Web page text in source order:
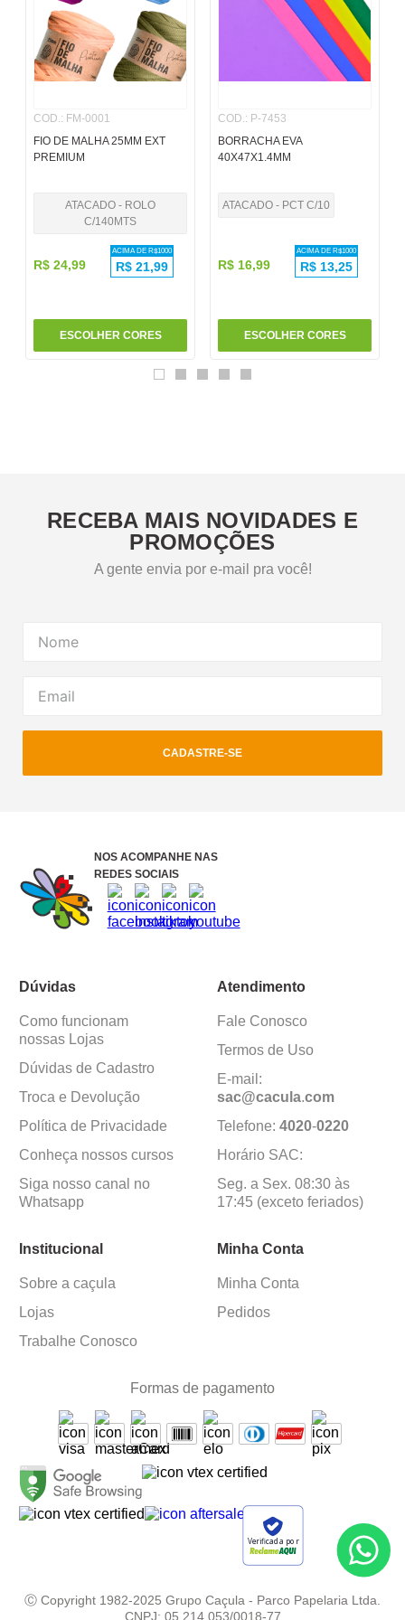
COD.: FM-0001
FIO DE MALHA 25MM EXT
PREMIUM
ATACADO - ROLO
C/140MTS
R$ 24,99
ACIMA DE R$1000
R$ 21,99
ESCOLHER CORES
COD.: P-7453
BORRACHA EVA
40X47X1.4MM
ATACADO - PCT C/10
R$ 16,99
ACIMA DE R$1000
R$ 13,25
ESCOLHER CORES
RECEBA MAIS NOVIDADES E
PROMOÇÕES
A gente envia por e-mail pra você!
CADASTRE-SE
NOS ACOMPANHE NAS
REDES SOCIAIS
Dúvidas
Como funcionam
nossas Lojas
Dúvidas de Cadastro
Troca e Devolução
Política de Privacidade
Conheça nossos cursos
Siga nosso canal no
Whatsapp
Atendimento
Fale Conosco
Termos de Uso
E-mail:
sac@cacula.com
Telefone: 4020-0220
Horário SAC:
Seg. a Sex. 08:30 às
17:45 (exceto feriados)
Institucional
Sobre a caçula
Lojas
Trabalhe Conosco
Minha Conta
Minha Conta
Pedidos
Formas de pagamento
Verificada por
Ⓒ Copyright 1982-2025 Grupo Caçula - Parco Papelaria Ltda.
CNPJ: 05.214.053/0018-77
pincel
º papel
º barbante
10º havaianas